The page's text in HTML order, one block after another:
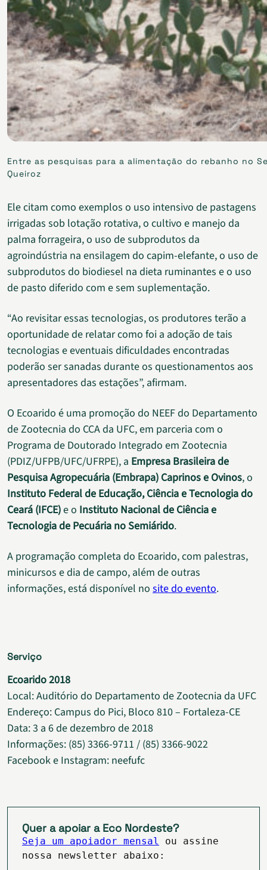
Entre as pesquisas para a alimentação do rebanho no
Queiroz
Ele citam como exemplos o uso intensivo de pastagens
irrigadas sob lotação rotativa, o cultivo e manejo da
palma forrageira, o uso de subprodutos da
agroindústria na ensilagem do capim-elefante, o uso de
subprodutos do biodiesel na dieta ruminantes e o uso
de pasto diferido com e sem suplementação.
“Ao revisitar essas tecnologias, os produtores terão a
oportunidade de relatar como foi a adoção de tais
tecnologias e eventuais dificuldades encontradas
poderão ser sanadas durante os questionamentos aos
apresentadores das estações”, afirmam.
O Ecoarido é uma promoção do NEEF do Departamento
de Zootecnia do CCA da UFC, em parceria com o
Programa de Doutorado Integrado em Zootecnia
(PDIZ/UFPB/UFC/UFRPE), a Empresa Brasileira de
Pesquisa Agropecuária (Embrapa) Caprinos e Ovinos, o
Instituto Federal de Educação, Ciência e Tecnologia do
Ceará (IFCE)e o Instituto Nacional de Ciência e
Tecnologia de Pecuária no Semiárido.
A programação completa do Ecoarido, com palestras,
minicursos e dia de campo, além de outras
informações, está disponível no site do evento.
Serviço
Ecoarido 2018
Local: Auditório do Departamento de Zootecnia da UFC
Endereço: Campus do Pici, Bloco 810 – Fortaleza-CE
Data: 3 a 6 de dezembro de 2018
Informações: (85) 3366-9711 / (85) 3366-9022
Facebook e Instagram: neefufc
Quer a apoiar a Eco Nordeste?
Seja um apoiador mensal
ou assine
nossa newsletter abaixo: